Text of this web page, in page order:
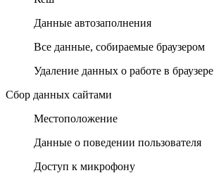
Данные автозаполнения
Все данные, собираемые браузером
Удаление данных о работе в браузере
Сбор данных сайтами
Местоположение
Данные о поведении пользователя
Доступ к микрофону